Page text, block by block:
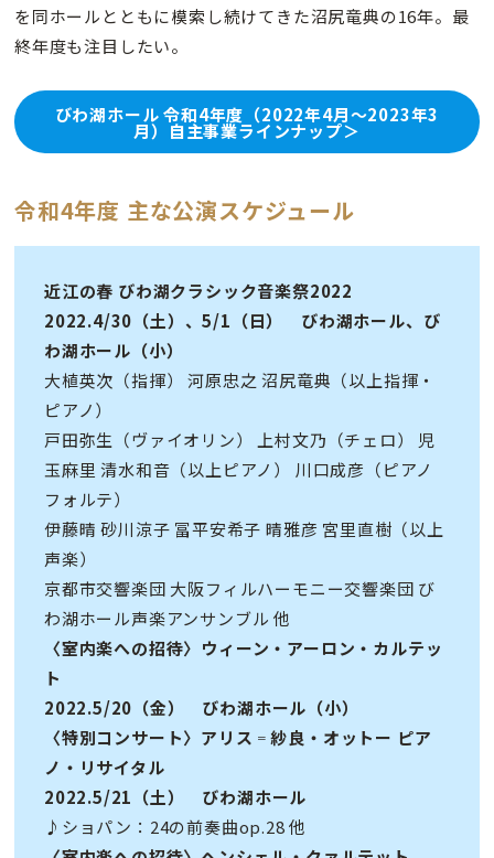
を同ホールとともに模索し続けてきた沼尻竜典の16年。最
終年度も注目したい。
びわ湖ホール 令和4年度（2022年4月～2023年3
月）自主事業ラインナップ＞
令和4年度 主な公演スケジュール
近江の春 びわ湖クラシック音楽祭2022
2022.4/30（土）、5/1（日） びわ湖ホール、び
わ湖ホール（小）
大植英次（指揮） 河原忠之 沼尻竜典（以上指揮・
ピアノ）
戸田弥生（ヴァイオリン） 上村文乃（チェロ） 児
玉麻里 清水和音（以上ピアノ） 川口成彦（ピアノ
フォルテ）
伊藤晴 砂川涼子 冨平安希子 晴雅彦 宮里直樹（以上
声楽）
京都市交響楽団 大阪フィルハーモニー交響楽団 び
わ湖ホール声楽アンサンブル 他
〈室内楽への招待〉ウィーン・アーロン・カルテッ
ト
2022.5/20（金） びわ湖ホール（小）
〈特別コンサート〉アリス゠紗良・オットー ピア
ノ・リサイタル
2022.5/21（土） びわ湖ホール
♪ショパン：24の前奏曲op.28 他